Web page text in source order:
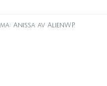
Anissa av AlienWP.